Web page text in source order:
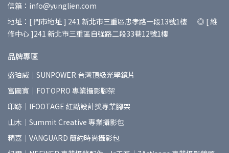
信箱：info@yunglien.com
地址：[ 門市地址 ] 241 新北市三重區忠孝路一段13號1樓 ◎ [ 維
修中心 ]241 新北市三重區自強路二段33巷12號1樓
品牌專區
盛珀威｜SUNPOWER 台灣頂級光學鏡片
富圖寶｜FOTOPRO 專業攝影腳架
印跡｜IFOOTAGE 紅點設計獎專業腳架
山木｜Summit Creative 專業攝影包
精嘉｜VANGUARD 簡約時尚攝影包